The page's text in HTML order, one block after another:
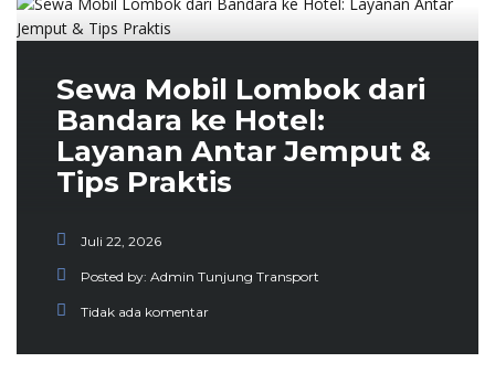
Sewa Mobil Lombok dari
Bandara ke Hotel:
Layanan Antar Jemput &
Tips Praktis
Juli 22, 2026
Posted by: Admin Tunjung Transport
Tidak ada komentar